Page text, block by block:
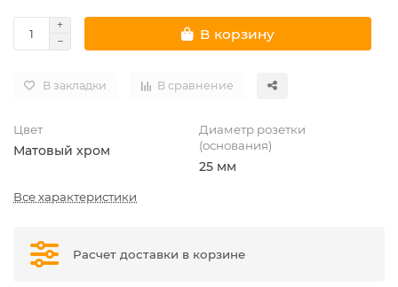
В корзину
В закладки В сравнение
Цвет
Матовый хром
Диаметр розетки
(основания)
25 мм
Все характеристики
Расчет доставки в корзине